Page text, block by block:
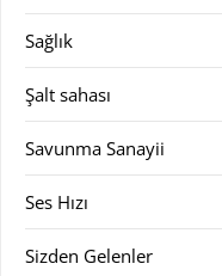
Sağlık
Şalt sahası
Savunma Sanayii
Ses Hızı
Sizden Gelenler